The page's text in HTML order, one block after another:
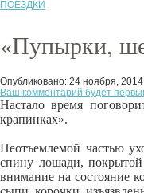
ПОЕЗДКИ
«Пупырки,
Опубликовано: 24 ноября, 2014
Ваш комментарий будет
Настало время
крапинках».
Неотъемлемой частью
спину лошади,
внимание на состояние